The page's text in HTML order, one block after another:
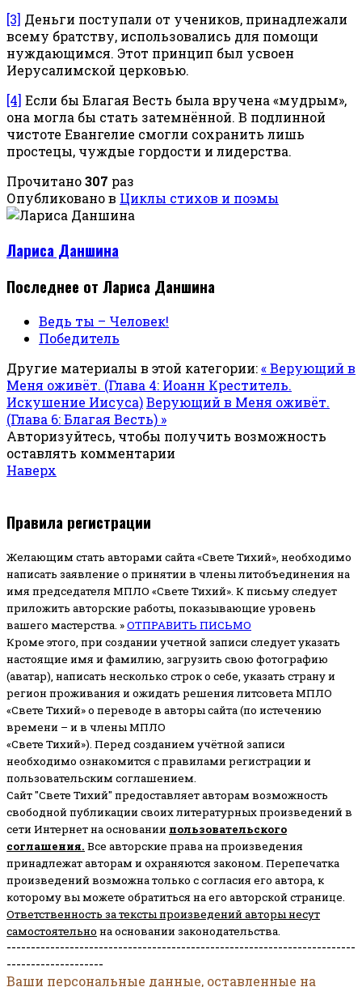
[3] Деньги поступали от учеников, принадлежали
всему братству, использовались для помощи
нуждающимся. Этот принцип был усвоен
Иерусалимской церковью.
[4] Если бы Благая Весть была вручена «мудрым»,
она могла бы стать затемнённой. В подлинной
чистоте Евангелие смогли сохранить лишь
простецы, чуждые гордости и лидерства.
Прочитано307 раз
Опубликовано в Циклы стихов и поэмы
Лариса Даншина
Последнее от Лариса Даншина
Ведь ты – Человек!
Победитель
Другие материалы в этой категории:« Верующий в
Меня оживёт. (Глава 4: Иоанн Креститель.
Искушение Иисуса)Верующий в Меня оживёт.
(Глава 6: Благая Весть) »
Авторизуйтесь, чтобы получить возможность
оставлять комментарии
Наверх
Правила регистрации
Желающим стать авторами сайта «Свете Тихий», необходимо
написать заявление о принятии в члены литобъединения на
имя председателя МПЛО «Свете Тихий». К письму следует
приложить авторские работы, показывающие уровень
вашего мастерства. »ОТПРАВИТЬ ПИСЬМО
Кроме этого, при создании учетной записи следует указать
настоящие имя и фамилию, загрузить свою фотографию
(аватар), написать несколько строк о себе, указать страну и
регион проживания и ожидать решения литсовета МПЛО
«Свете Тихий» о переводе в авторы сайта (по истечению
времени – и в члены МПЛО
«Свете Тихий»). Перед созданием учётной записи
необходимо ознакомится с правилами регистрации и
пользовательским соглашением.
Сайт "Свете Тихий" предоставляет авторам возможность
свободной публикации своих литературных произведений в
сети Интернет на основании пользовательского
соглашения. Все авторские права на произведения
принадлежат авторам и охраняются законом. Перепечатка
произведений возможна только с согласия его автора, к
которому вы можете обратиться на его авторской странице.
Ответственность за тексты произведений авторы несут
самостоятельно на основании законодательства.
------------------------------------------------------------------------
--------------------
Ваши персональные данные, оставленные на